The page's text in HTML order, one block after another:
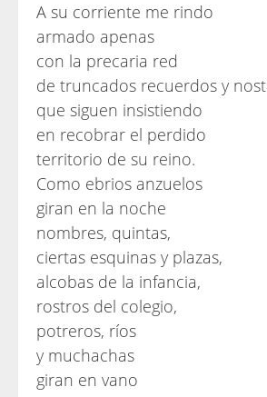
A su corriente me rindo
armado apenas
con la precaria red
de truncados recuerdos y
que siguen insistiendo
en recobrar el perdido
territorio de su reino.
Como ebrios anzuelos
giran en la noche
nombres, quintas,
ciertas esquinas y plazas,
alcobas de la infancia,
rostros del colegio,
potreros, ríos
y muchachas
giran en vano